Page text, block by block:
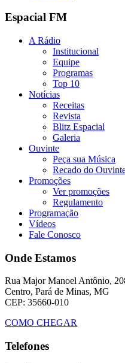
Espacial FM
A Rádio
Institucional
Equipe
Programas
Top 10
Notícias
Receitas
Revista
Blitz Espacial
Galeria
Ouvinte
Peça sua Música
Recado do
Promoções
Ver promoções
Regulamento
Programação
Vídeos
Fale Conosco
Onde Estamos
Rua Major Manoel Antônio,
Centro, Pará de Minas, MG
CEP: 35660-010
COMO CHEGAR
Telefones